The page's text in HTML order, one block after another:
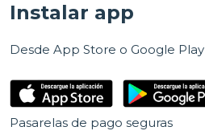
Instalar app
Desde App Store o Google Play
Pasarelas de pago seguras